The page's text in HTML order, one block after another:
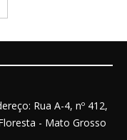
Rua A-4, nº 412,
- Mato Grosso